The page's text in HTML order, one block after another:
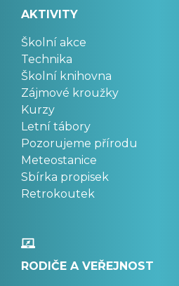
AKTIVITY
Školní akce
Technika
Školní knihovna
Zájmové kroužky
Kurzy
Letní tábory
Pozorujeme přírodu
Meteostanice
Sbírka propisek
Retrokoutek
RODIČE A VEŘEJNOST